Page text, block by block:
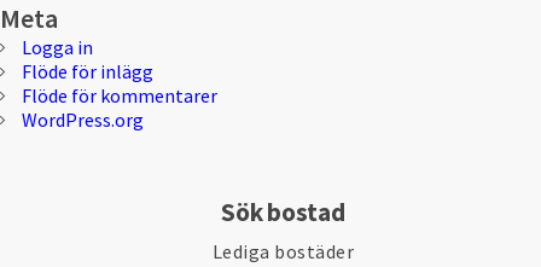
Meta
Logga in
Flöde för inlägg
Flöde för kommentarer
WordPress.org
Sök bostad
Lediga bostäder